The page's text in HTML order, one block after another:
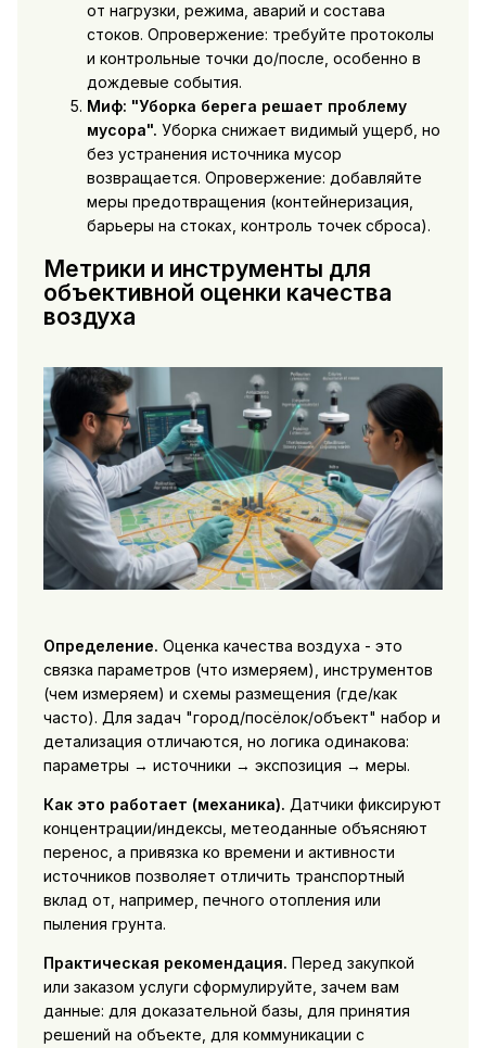
от нагрузки, режима, аварий и состава
стоков. Опровержение: требуйте протоколы
и контрольные точки до/после, особенно в
дождевые события.
Миф: "Уборка берега решает проблему
мусора". Уборка снижает видимый ущерб, но
без устранения источника мусор
возвращается. Опровержение: добавляйте
меры предотвращения (контейнеризация,
барьеры на стоках, контроль точек сброса).
Метрики и инструменты для
объективной оценки качества
воздуха
Определение. Оценка качества воздуха - это
связка параметров (что измеряем), инструментов
(чем измеряем) и схемы размещения (где/как
часто). Для задач "город/посёлок/объект" набор и
детализация отличаются, но логика одинакова:
параметры → источники → экспозиция → меры.
Как это работает (механика). Датчики фиксируют
концентрации/индексы, метеоданные объясняют
перенос, а привязка ко времени и активности
источников позволяет отличить транспортный
вклад от, например, печного отопления или
пыления грунта.
Практическая рекомендация. Перед закупкой
или заказом услуги сформулируйте, зачем вам
данные: для доказательной базы, для принятия
решений на объекте, для коммуникации с